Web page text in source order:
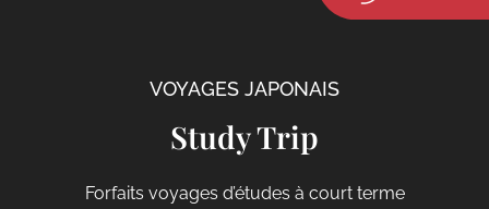
VOYAGES JAPONAIS
Study Trip
Forfaits voyages d’études à court terme